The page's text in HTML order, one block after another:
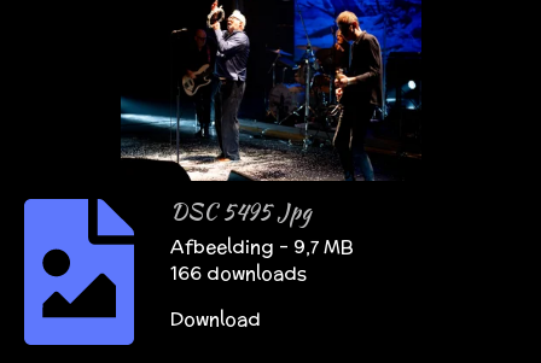
DSC 5495 Jpg
Afbeelding – 9,7 MB
166 downloads
Download